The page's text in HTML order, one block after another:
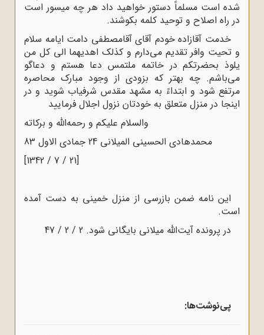
شده است مسلماً دستور خواهید داد هر چه میسور است
در راه اصلاح و توحید کلمه بکوشند.
خدمت آقازاده خودم آقاى آقامصطفى دامت ایامه سلام
و تحیت وافر تقدیم مى‌دارم و کذلک اهدیهما الى کل من
یلوذ بحضرتکم در خاتمه ملتمس دعا هستم و دعاگو
مى‌باشم. چه بهتر که بزودى از وجود مبارک محاصره
مرتفع شود و ابتداءً به مشهد مقدس شرفیاب شوید و در
اینجا در منزل متعلق به خودتان نزول اجلال فرمایید
والسلام علیکم و رحمه‌الله‌ و برکاته
محمدهادى الحسینى المیلانى 24 جمادى الاول 83
[21 / 7 / 1342]
این نامه ضمن بازرسى از منزل خمینى به دست آمده
است.
در پرونده آیت‌الله‌ میلانى بایگانى شود. 2 / 2 / 47
پی‌نوشت‌ها: